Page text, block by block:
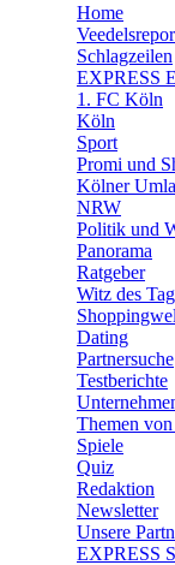
Home
Schlagzeilen
EXPRESS
1. FC Köln
Köln
Sport
Promi und
Kölner
NRW
Politik und
Panorama
Ratgeber
Witz des
Dating
Partnersuche
Testberichte
Themen
Spiele
Quiz
Redaktion
Newsletter
Unsere
EXPRESS